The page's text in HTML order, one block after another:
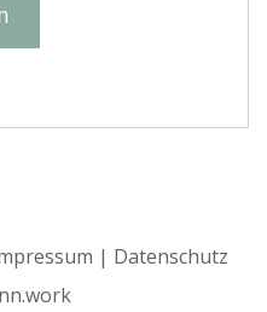
| Datenschutz